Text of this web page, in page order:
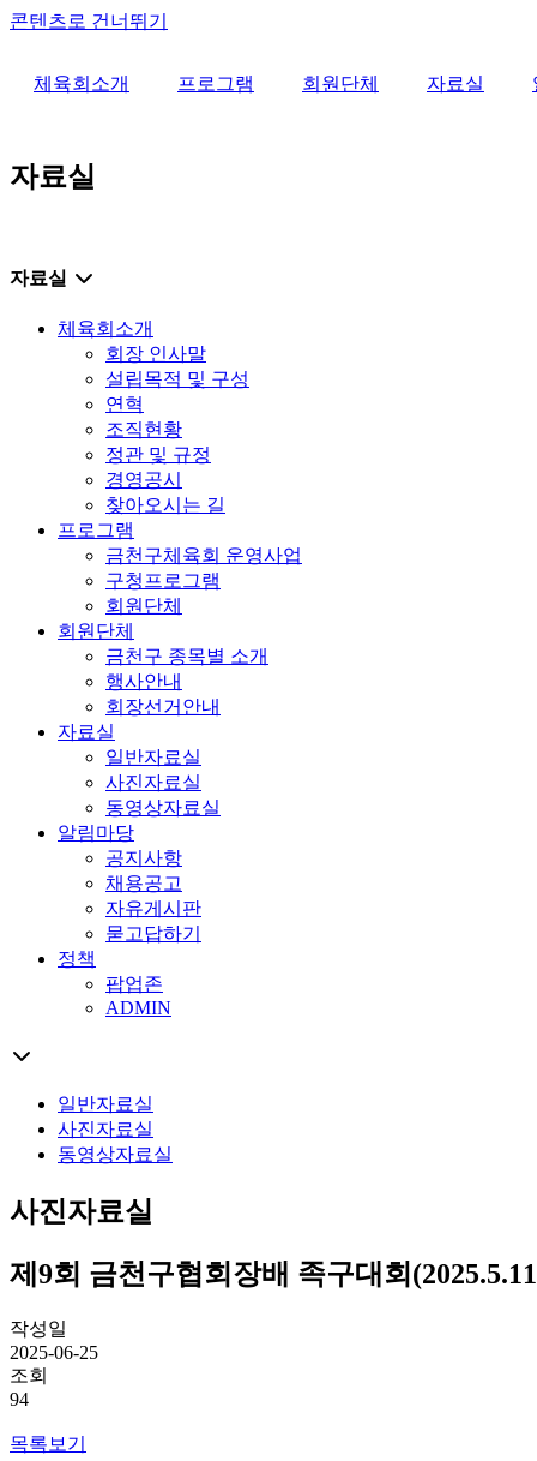
콘텐츠로 건너뛰기
체육회소개 프로그램 회원단체 자료실
자료실
자료실
체육회소개
회장 인사말
설립목적 및 구성
연혁
조직현황
정관 및 규정
경영공시
찾아오시는 길
프로그램
금천구체육회 운영사업
구청프로그램
회원단체
회원단체
금천구 종목별 소개
행사안내
회장선거안내
자료실
일반자료실
사진자료실
동영상자료실
알림마당
공지사항
채용공고
자유게시판
묻고답하기
정책
팝업존
ADMIN
일반자료실
사진자료실
동영상자료실
사진자료실
제9회 금천구협회장배 족구대회
작성일
2025-06-25
조회
94
목록보기